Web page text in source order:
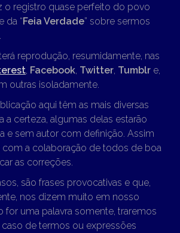
o registro quase perfeito do povo
da “Feia Verdade” sobre sermos
reprodução, resumidamente, nas
Facebook Twitter Tumblr e,
outras isoladamente.
aqui têm as mais diversas
a certeza, algumas delas estarão
e sem autor com definição. Assim
a colaboração de todos de boa
as correções.
são frases provocativas e que,
nos dizem muito em nosso
for uma palavra somente, traremos
caso de termos ou expressões